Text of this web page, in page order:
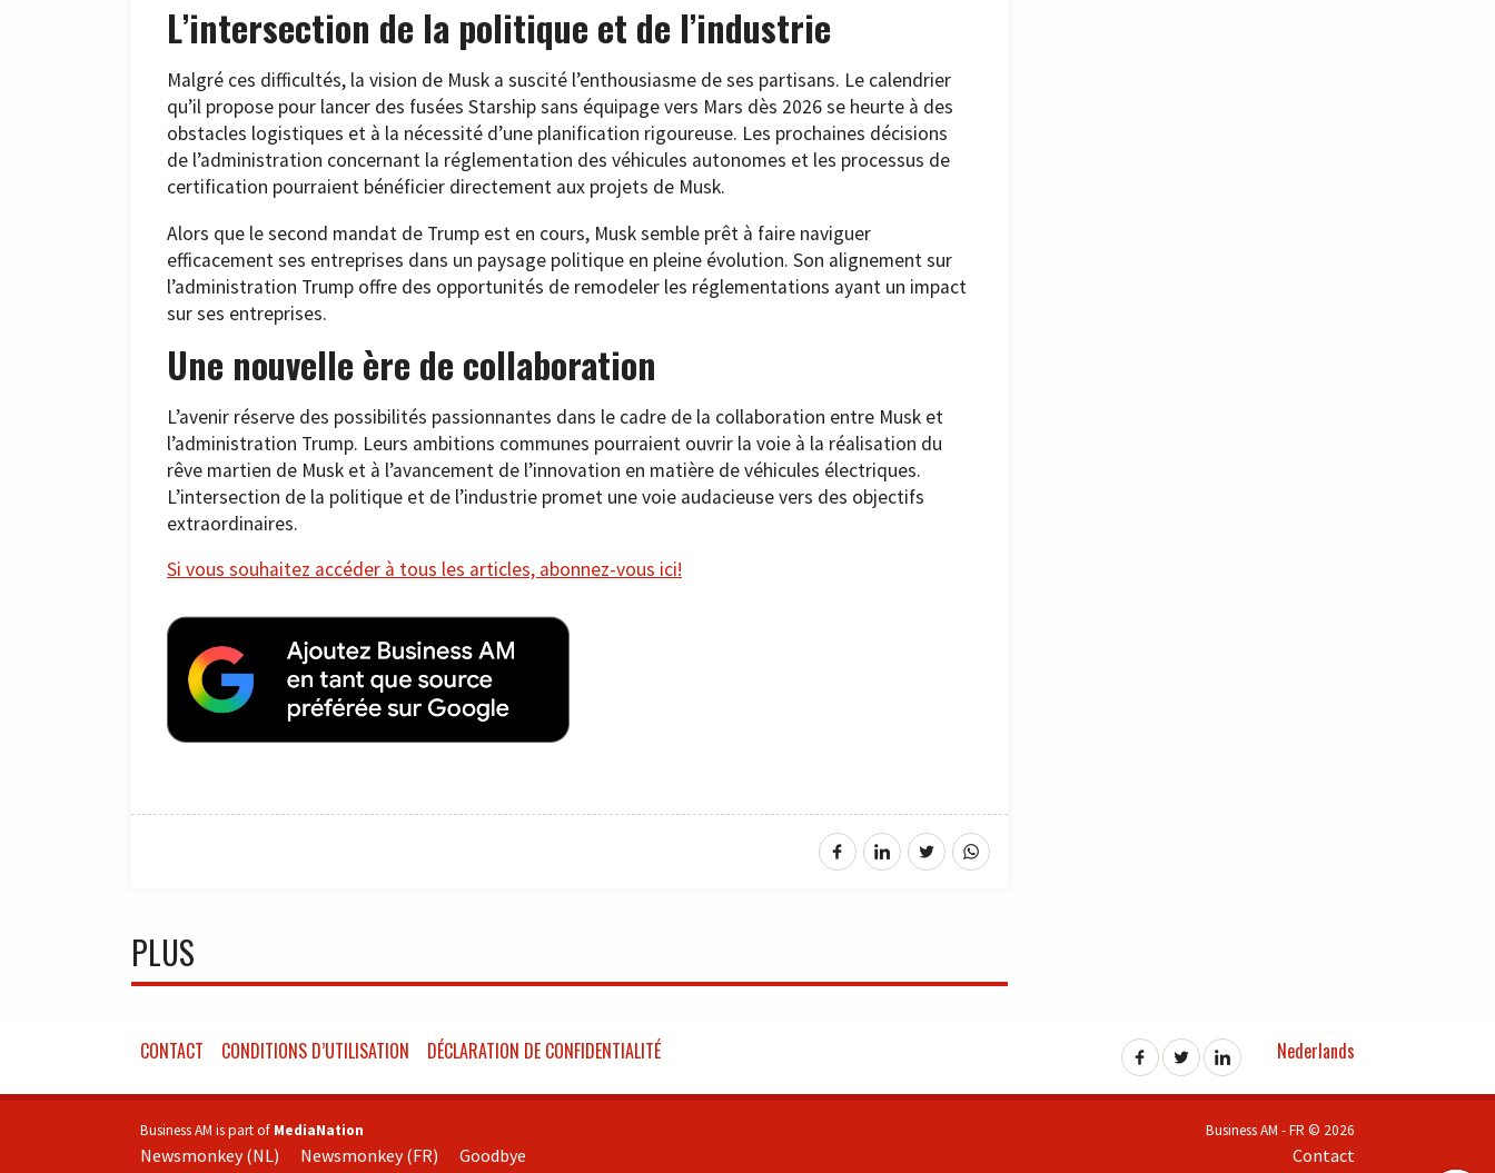
L’intersection de la politique et de l’industrie
Malgré ces difficultés, la vision de Musk a suscité l’enthousiasme de ses partisans. Le calendrier
qu’il propose pour lancer des fusées Starship sans équipage vers Mars dès 2026 se heurte à des
obstacles logistiques et à la nécessité d’une planification rigoureuse. Les prochaines décisions
de l’administration concernant la réglementation des véhicules autonomes et les processus de
certification pourraient bénéficier directement aux projets de Musk.
Alors que le second mandat de Trump est en cours, Musk semble prêt à faire naviguer
efficacement ses entreprises dans un paysage politique en pleine évolution. Son alignement sur
l’administration Trump offre des opportunités de remodeler les réglementations ayant un impact
sur ses entreprises.
Une nouvelle ère de collaboration
L’avenir réserve des possibilités passionnantes dans le cadre de la collaboration entre Musk et
l’administration Trump. Leurs ambitions communes pourraient ouvrir la voie à la réalisation du
rêve martien de Musk et à l’avancement de l’innovation en matière de véhicules électriques.
L’intersection de la politique et de l’industrie promet une voie audacieuse vers des objectifs
extraordinaires.
Si vous souhaitez accéder à tous les articles, abonnez-vous ici!
PLUS
CONTACT CONDITIONS D’UTILISATION DÉCLARATION DE CONFIDENTIALITÉ Nederlands
Business AM is part of MediaNation
Newsmonkey (NL) Newsmonkey (FR) Goodbye
Business AM - FR © 2026
Contact